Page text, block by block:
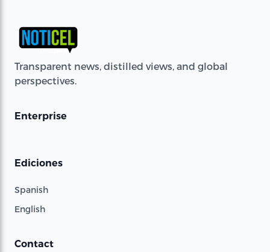
Transparent news, distilled views, and global
perspectives.
Enterprise
Ediciones
Spanish
English
Contact